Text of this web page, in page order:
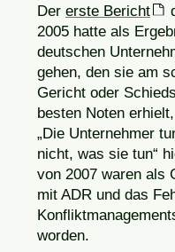
Der erste Bericht
2005 hatte als
deutschen
gehen, den sie am
Gericht oder
besten Noten
„Die Unternehmer
nicht, was sie tun“
von 2007 waren als
mit ADR und das
worden.